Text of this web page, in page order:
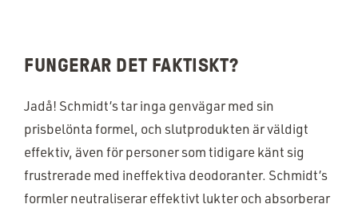
FUNGERAR DET FAKTISKT?
Jadå! Schmidt’s tar inga genvägar med sin
prisbelönta formel, och slutprodukten är väldigt
effektiv, även för personer som tidigare känt sig
frustrerade med ineffektiva deodoranter. Schmidt’s
formler neutraliserar effektivt lukter och absorberar